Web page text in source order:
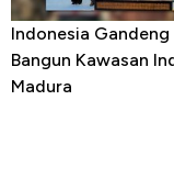
Indonesia Gandeng
Bangun Kawasan
Madura